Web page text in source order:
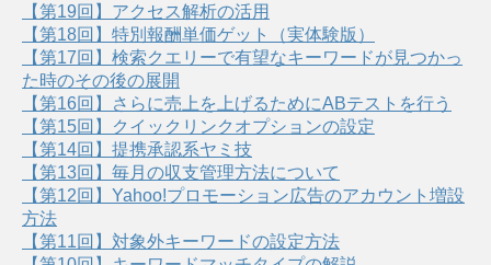
【第19回】アクセス解析の活用
【第18回】特別報酬単価ゲット（実体験版）
【第17回】検索クエリーで有望なキーワードが見つかっ
た時のその後の展開
【第16回】さらに売上を上げるためにABテストを行う
【第15回】クイックリンクオプションの設定
【第14回】提携承認系ヤミ技
【第13回】毎月の収支管理方法について
【第12回】Yahoo!プロモーション広告のアカウント増設
方法
【第11回】対象外キーワードの設定方法